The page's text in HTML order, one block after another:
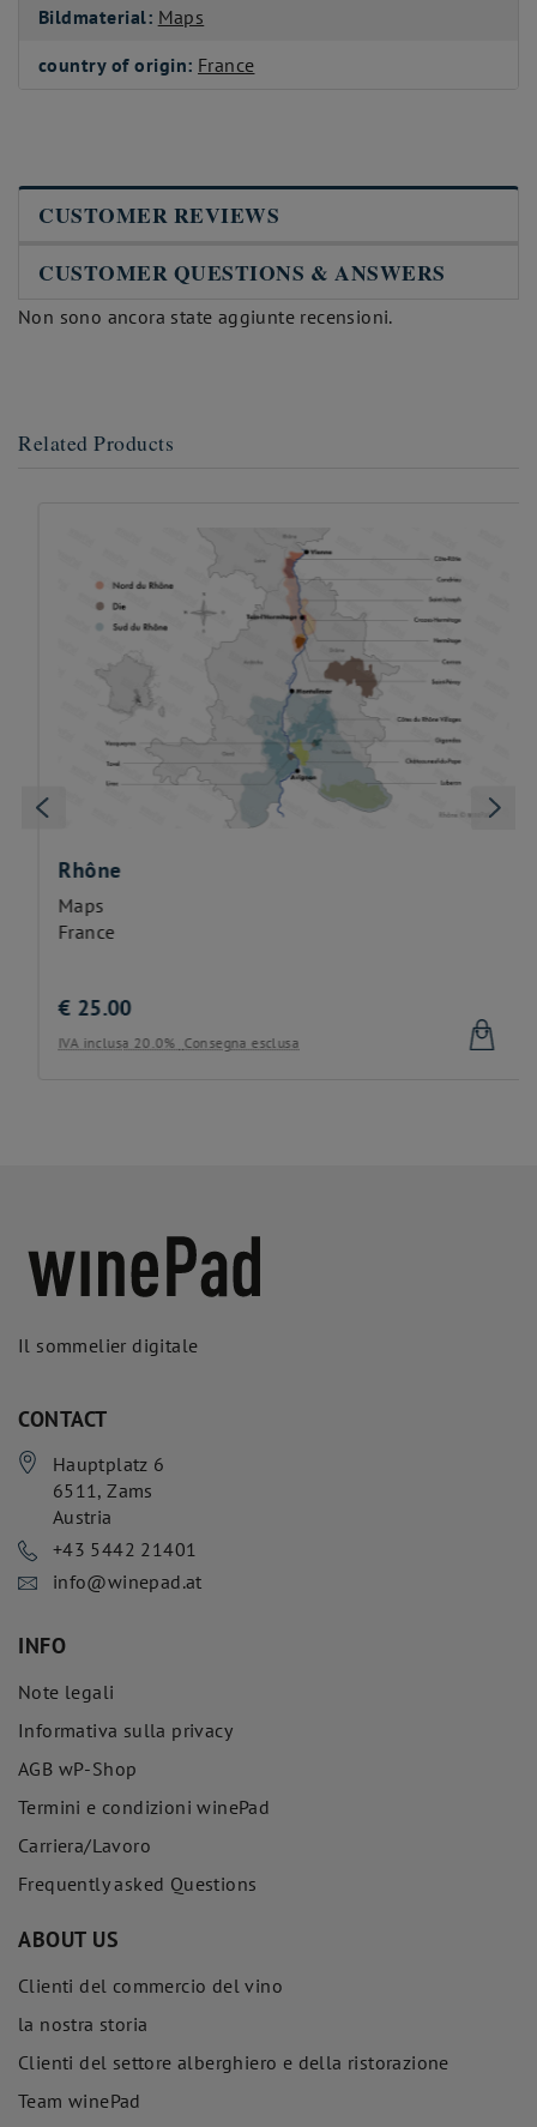
Bildmaterial: Maps
country of origin: France
CUSTOMER REVIEWS
CUSTOMER QUESTIONS & ANSWERS
Non sono ancora state aggiunte recensioni.
Related Products
Rhône
Maps
France
€25.00
IVA inclusa 20.0% Consegna esclusa
Il sommelier digitale
CONTACT
Hauptplatz 6
6511 ,Zams
Austria
+43 5442 21401
info@winepad.at
INFO
Note legali
Informativa sulla privacy
AGB wP-Shop
Termini e condizioni winePad
Carriera/Lavoro
Frequently asked Questions
ABOUT US
Clienti del commercio del vino
la nostra storia
Clienti del settore alberghiero e della ristorazione
Team winePad